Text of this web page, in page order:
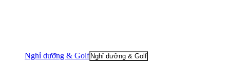
Nghỉ dưỡng & Golf Nghỉ dưỡng & Golf